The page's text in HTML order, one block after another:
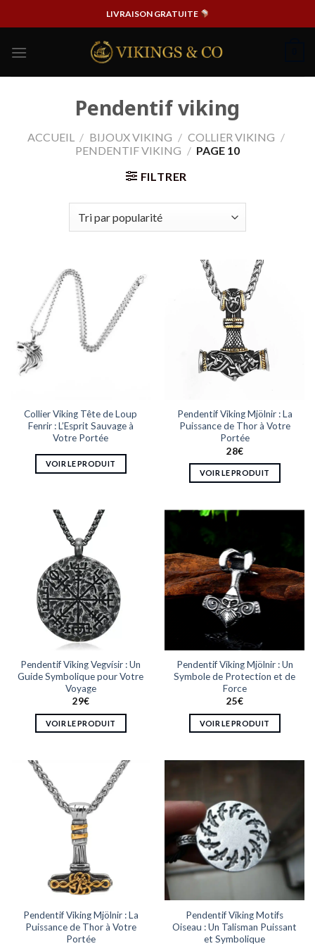
au
LIVRAISON GRATUITE
Pendentif viking
ACCUEIL / BIJOUX VIKING / COLLIER VIKING /
PENDENTIF VIKING / PAGE 10
FILTRER
Collier Viking Tête de Loup
Fenrir : L’Esprit Sauvage à
Votre Portée
VOIR LE PRODUIT
Pendentif Viking Mjölnir : La
Puissance de Thor à Votre
Portée
28€
VOIR LE PRODUIT
a
variations.
Les
options
peuvent
être
choisies
la
page
du
produit
Pendentif Viking Vegvísir : Un
Guide Symbolique pour Votre
Voyage
29€
VOIR LE PRODUIT
plusieurs
variations.
Les
options
peuvent
être
choisies
sur
page
du
Pendentif Viking Mjölnir : Un
Symbole de Protection et de
Force
25€
VOIR LE PRODUIT
a
variations.
Les
options
peuvent
être
choisies
la
page
du
Pendentif Viking Mjölnir : La
Puissance de Thor à Votre
Portée
Pendentif Viking Motifs
Oiseau : Un Talisman Puissant
et Symbolique